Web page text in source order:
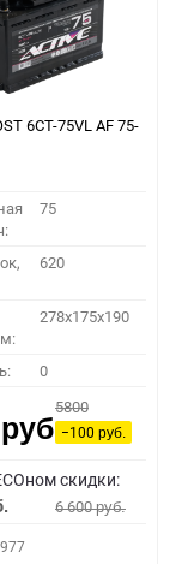
6СТ-75VL АF 75-
75
620
278x175x190
0
руб.
5800
−100руб.
скидки:
6 600руб.